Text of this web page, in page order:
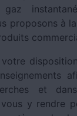
proposons à
et
vous y rendre